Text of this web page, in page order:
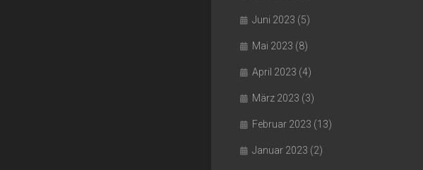
Juni 2023 (5)
Mai 2023 (8)
April 2023 (4)
März 2023 (3)
Februar 2023 (13)
Januar 2023 (2)